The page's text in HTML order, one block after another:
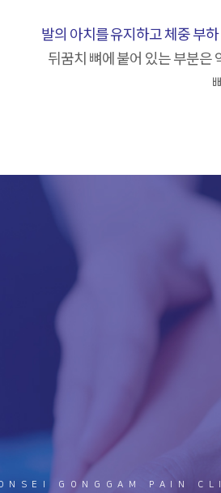
발의 아치를 유지하고 체중 부
뒤꿈치 뼈에 붙어 있는 부분은
GONGGAM PAIN